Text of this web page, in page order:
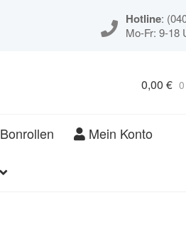
Hotline:
Mo-Fr: 9-18
0,00 €
Bonrollen Mein Konto